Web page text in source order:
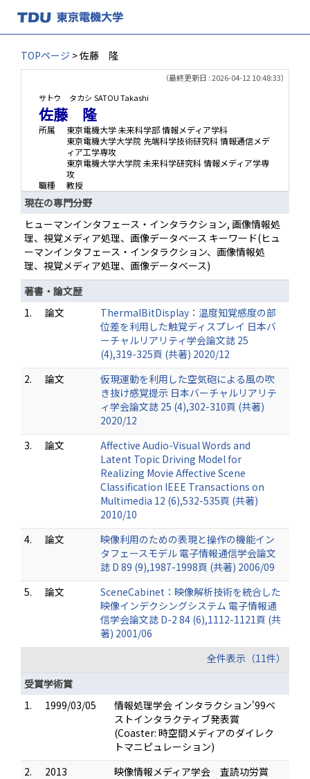
TOPページ > 佐藤 隆
（最終更新日 : 2026-04-12 10:48:33）
サトウ タカシ SATOU Takashi
佐藤 隆
所属
東京電機大学 未来科学部 情報メディア学科
東京電機大学大学院 先端科学技術研究科 情報通信メデ
ィア工学専攻
東京電機大学大学院 未来科学研究科 情報メディア学専
攻
職種
教授
現在の専門分野
ヒューマンインタフェース・インタラクション, 画像情報処
理、視覚メディア処理、画像データベース キーワード(ヒュ
ーマンインタフェース・インタラクション、画像情報処
理、視覚メディア処理、画像データベース)
著書・論文歴
1.
論文
ThermalBitDisplay：温度知覚感度の部
位差を利用した触覚ディスプレイ 日本バ
ーチャルリアリティ学会論文誌 25
(4),319-325頁 (共著) 2020/12
2.
論文
仮現運動を利用した空気砲による風の吹
き抜け感覚提示 日本バーチャルリアリテ
ィ学会論文誌 25 (4),302-310頁 (共著)
2020/12
3.
論文
Affective Audio-Visual Words and
Latent Topic Driving Model for
Realizing Movie Affective Scene
Classification IEEE Transactions on
Multimedia 12 (6),532-535頁 (共著)
2010/10
4.
論文
映像利用のための表現と操作の機能イン
タフェースモデル 電子情報通信学会論文
誌 D 89 (9),1987-1998頁 (共著) 2006/09
5.
論文
SceneCabinet：映像解析技術を統合した
映像インデクシングシステム 電子情報通
信学会論文誌 D-2 84 (6),1112-1121頁 (共
著) 2001/06
全件表示（11件）
受賞学術賞
1.
1999/03/05
情報処理学会 インタラクション'99ベ
ストインタラクティブ発表賞
(Coaster: 時空間メディアのダイレク
トマニピュレーション)
2.
2013
映像情報メディア学会 査読功労賞